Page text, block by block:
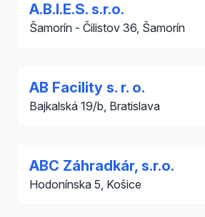
A.B.I.E.S. s.r.o.
Šamorín - Čilistov 36, Šamorín
AB Facility s. r. o.
Bajkalská 19/b, Bratislava
ABC Záhradkár, s.r.o.
Hodonínska 5, Košice